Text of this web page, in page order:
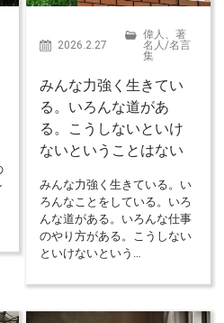
2026.2.27
偉人、著
名人/名言
集
みんな力強く生きてい
る。いろんな道があ
る。こうしないといけ
ないということはない
みんな力強く生きている。い
ろんなことをしている。いろ
んな道がある。いろんな仕事
のやり方がある。こうしない
といけないという…